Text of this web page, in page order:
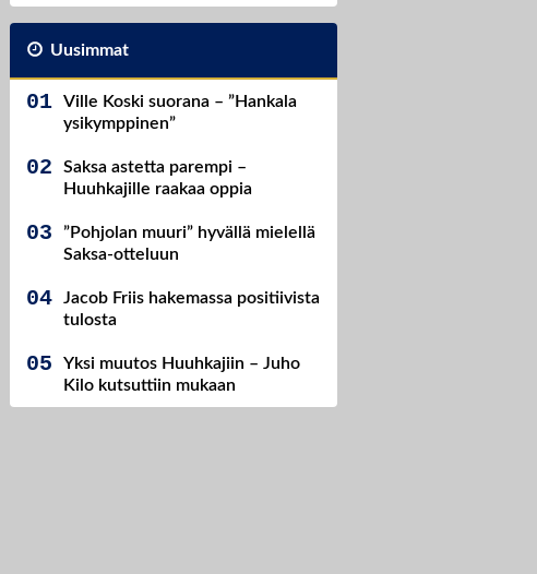
Uusimmat
Ville Koski suorana – ”Hankala
ysikymppinen”
Saksa astetta parempi –
Huuhkajille raakaa oppia
”Pohjolan muuri” hyvällä mielellä
Saksa-otteluun
Jacob Friis hakemassa positiivista
tulosta
Yksi muutos Huuhkajiin – Juho
Kilo kutsuttiin mukaan